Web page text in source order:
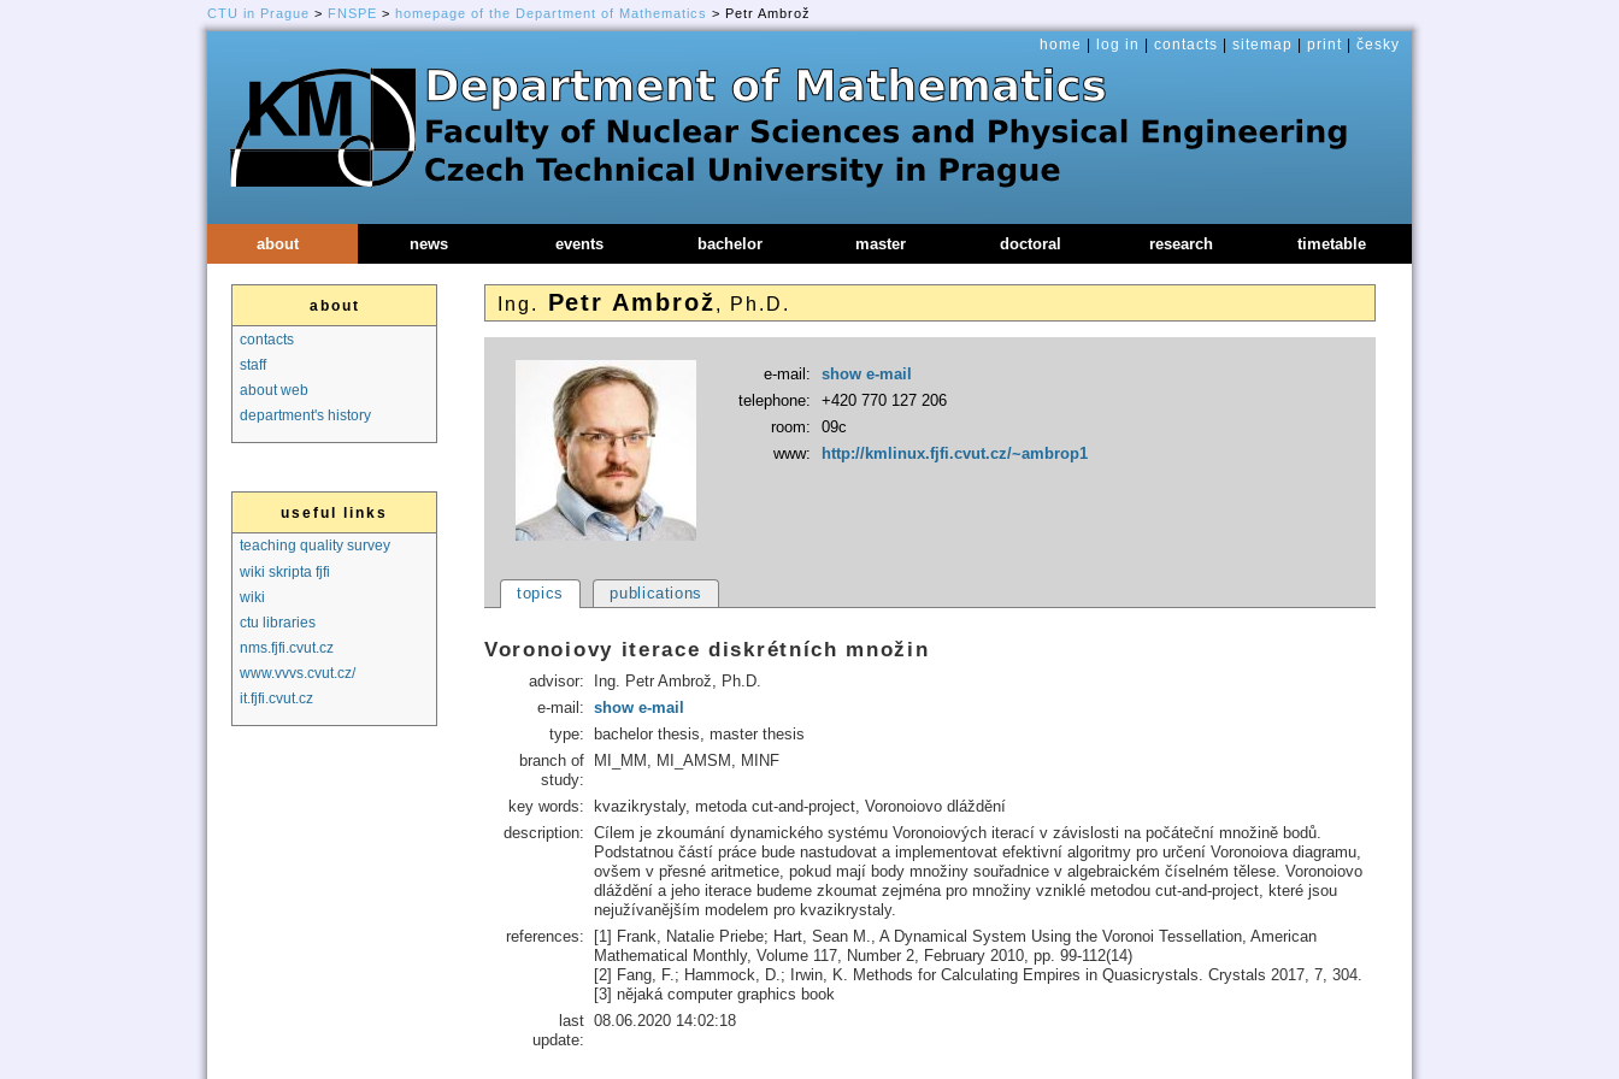
CTU in Prague > FNSPE > homepage of the Department of Mathematics > Petr Ambrož
Ing. Petr Ambrož, Ph.D.
e-mail:
show e-mail
telephone:
+420 770 127 206
room:
09c
www:
http://kmlinux.fjfi.cvut.cz/~ambrop1
topics publications
Voronoiovy iterace diskrétních množin
advisor:
Ing. Petr Ambrož, Ph.D.
e-mail: show e-mail
type:
bachelor thesis, master thesis
branch of
study:
MI_MM, MI_AMSM, MINF
key words:
kvazikrystaly, metoda cut-and-project, Voronoiovo dláždění
description: Cílem je zkoumání dynamického systému Voronoiových iterací v závislosti na počáteční množině bodů.
Podstatnou částí práce bude nastudovat a implementovat efektivní algoritmy pro určení Voronoiova diagramu,
ovšem v přesné aritmetice, pokud mají body množiny souřadnice v algebraickém číselném tělese. Voronoiovo
dláždění a jeho iterace budeme zkoumat zejména pro množiny vzniklé metodou cut-and-project, které jsou
nejužívanějším modelem pro kvazikrystaly.
references:
[1] Frank, Natalie Priebe; Hart, Sean M., A Dynamical System Using the Voronoi Tessellation, American
Mathematical Monthly, Volume 117, Number 2, February 2010, pp. 99-112(14)
[2] Fang, F.; Hammock, D.; Irwin, K. Methods for Calculating Empires in Quasicrystals. Crystals 2017, 7, 304.
[3] nějaká computer graphics book
last
update:
08.06.2020 14:02:18
home log in contacts sitemap print česky
about news events bachelor master doctoral research timetable
about
contacts
staff
about web
department's history
useful links
teaching quality survey
wiki skripta fjfi
wiki
ctu libraries
nms.fjfi.cvut.cz
www.vvvs.cvut.cz/
it.fjfi.cvut.cz